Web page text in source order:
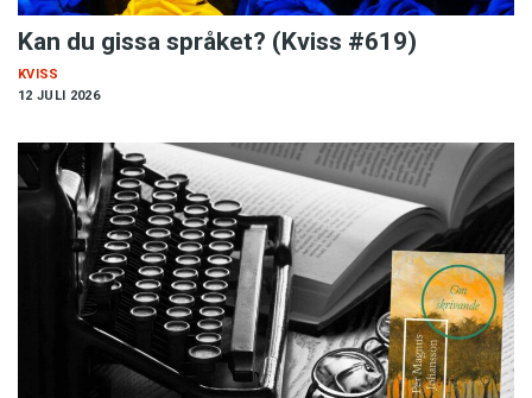
Kan du gissa språket? (Kviss #619)
12 JULI 2026
KVISS